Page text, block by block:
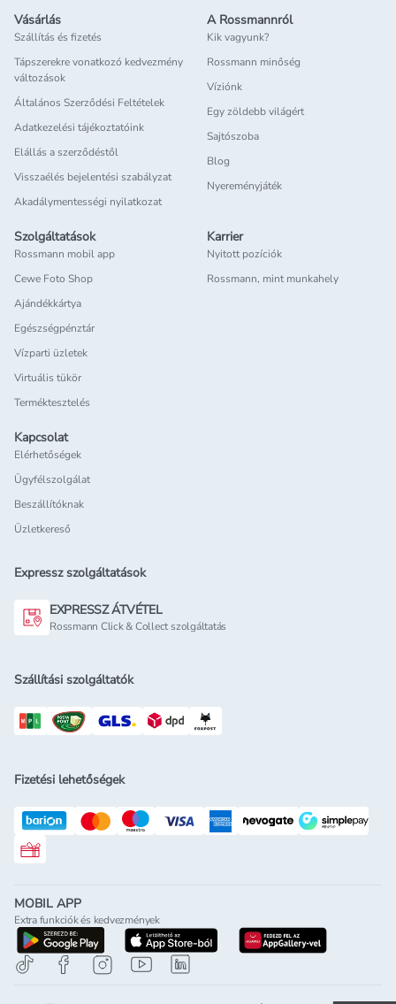
Vásárlás
Szállítás és fizetés
Tápszerekre vonatkozó kedvezmény
változások
Általános Szerződési Feltételek
Adatkezelési tájékoztatóink
Elállás a szerződéstől
Visszaélés bejelentési szabályzat
Akadálymentességi nyilatkozat
A Rossmannról
Kik vagyunk?
Rossmann minőség
Víziónk
Egy zöldebb világért
Sajtószoba
Blog
Nyereményjáték
Szolgáltatások
Rossmann mobil app
Cewe Foto Shop
Ajándékkártya
Egészségpénztár
Vízparti üzletek
Virtuális tükör
Terméktesztelés
Karrier
Nyitott pozíciók
Rossmann, mint munkahely
Kapcsolat
Elérhetőségek
Ügyfélszolgálat
Beszállítóknak
Üzletkereső
Expressz szolgáltatások
EXPRESSZ ÁTVÉTEL
Rossmann Click & Collect szolgáltatás
Szállítási szolgáltatók
Fizetési lehetőségek
Rossmann ajándékkártya
MOBIL APP
Extra funkciók és kedvezmények
letöltés a google-play-rölletöltés az app-store-ból
letöltés